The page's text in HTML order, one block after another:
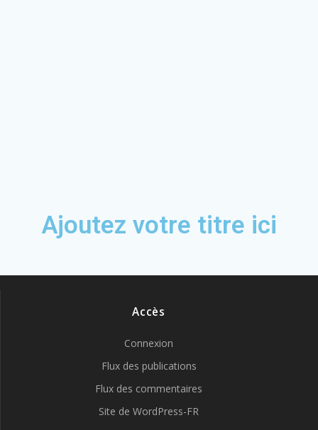
Ajoutez votre titre ici
Accès
Connexion
Flux des publications
Flux des commentaires
Site de WordPress-FR